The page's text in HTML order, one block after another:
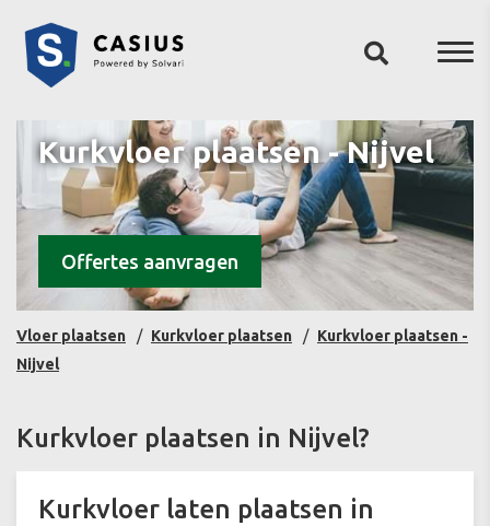
Kurkvloer plaatsen - Nijvel
Offertes aanvragen
Vloer plaatsen Kurkvloer plaatsen
Kurkvloer plaatsen -
Nijvel
Kurkvloer plaatsen in Nijvel?
Kurkvloer laten plaatsen in